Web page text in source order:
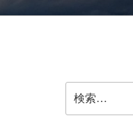
索: